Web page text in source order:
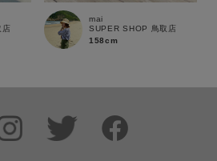
件で絞り込む
店
mai
SUPER SHOP 鳥取店
158cm